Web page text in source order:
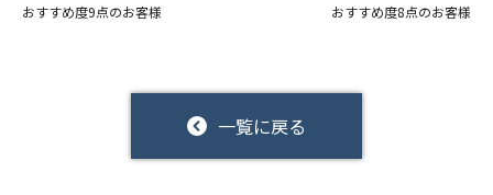
おすすめ度9点のお客様
一覧に戻る
おすすめ度8点のお客様